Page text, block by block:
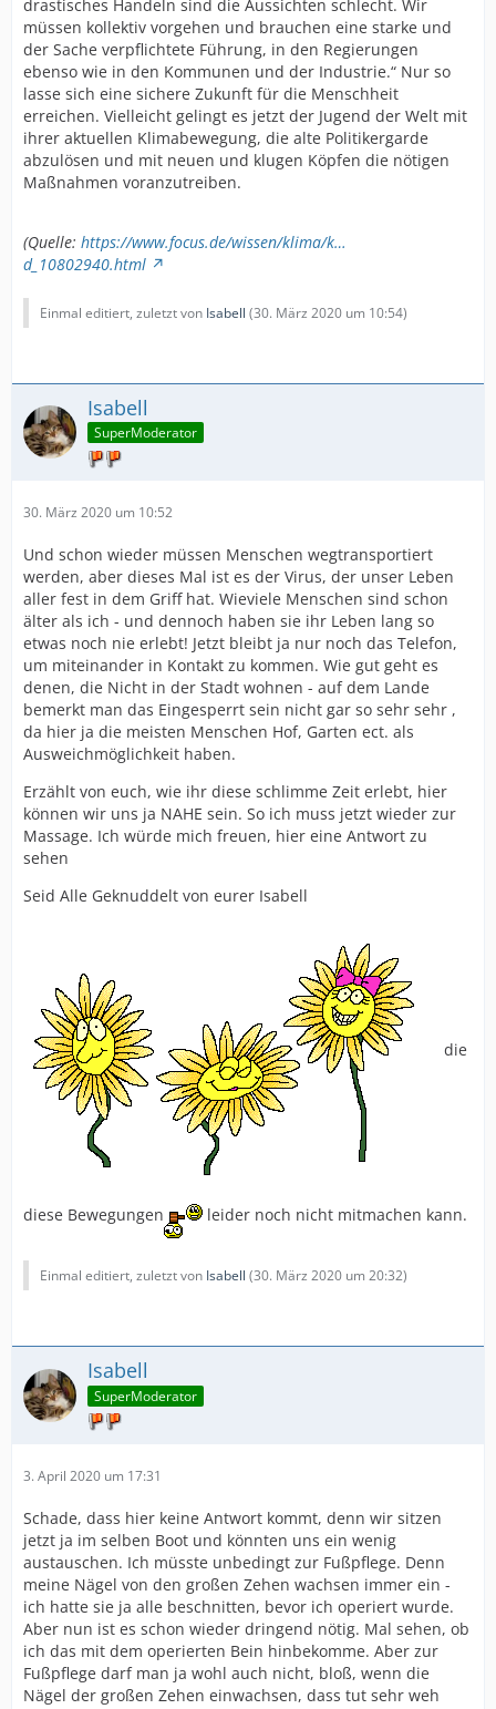
drastisches Handeln sind die Aussichten schlecht. Wir
müssen kollektiv vorgehen und brauchen eine starke und
der Sache verpflichtete Führung, in den Regierungen
ebenso wie in den Kommunen und der Industrie.“ Nur so
lasse sich eine sichere Zukunft für die Menschheit
erreichen. Vielleicht gelingt es jetzt der Jugend der Welt mit
ihrer aktuellen Klimabewegung, die alte Politikergarde
abzulösen und mit neuen und klugen Köpfen die nötigen
Maßnahmen voranzutreiben.
(Quelle: https://www.focus.de/wissen/klima/k…
d_10802940.html
Einmal editiert, zuletzt von Isabell (30. März 2020 um 10:54)
Isabell
SuperModerator
30. März 2020 um 10:52
Und schon wieder müssen Menschen wegtransportiert
werden, aber dieses Mal ist es der Virus, der unser Leben
aller fest in dem Griff hat. Wieviele Menschen sind schon
älter als ich - und dennoch haben sie ihr Leben lang so
etwas noch nie erlebt! Jetzt bleibt ja nur noch das Telefon,
um miteinander in Kontakt zu kommen. Wie gut geht es
denen, die Nicht in der Stadt wohnen - auf dem Lande
bemerkt man das Eingesperrt sein nicht gar so sehr sehr ,
da hier ja die meisten Menschen Hof, Garten ect. als
Ausweichmöglichkeit haben.
Erzählt von euch, wie ihr diese schlimme Zeit erlebt, hier
können wir uns ja NAHE sein. So ich muss jetzt wieder zur
Massage. Ich würde mich freuen, hier eine Antwort zu
sehen
Seid Alle Geknuddelt von eurer Isabell
die
diese Bewegungen leider noch nicht mitmachen kann.
Einmal editiert, zuletzt von Isabell (30. März 2020 um 20:32)
Isabell
SuperModerator
3. April 2020 um 17:31
Schade, dass hier keine Antwort kommt, denn wir sitzen
jetzt ja im selben Boot und könnten uns ein wenig
austauschen. Ich müsste unbedingt zur Fußpflege. Denn
meine Nägel von den großen Zehen wachsen immer ein -
ich hatte sie ja alle beschnitten, bevor ich operiert wurde.
Aber nun ist es schon wieder dringend nötig. Mal sehen, ob
ich das mit dem operierten Bein hinbekomme. Aber zur
Fußpflege darf man ja wohl auch nicht, bloß, wenn die
Nägel der großen Zehen einwachsen, dass tut sehr weh